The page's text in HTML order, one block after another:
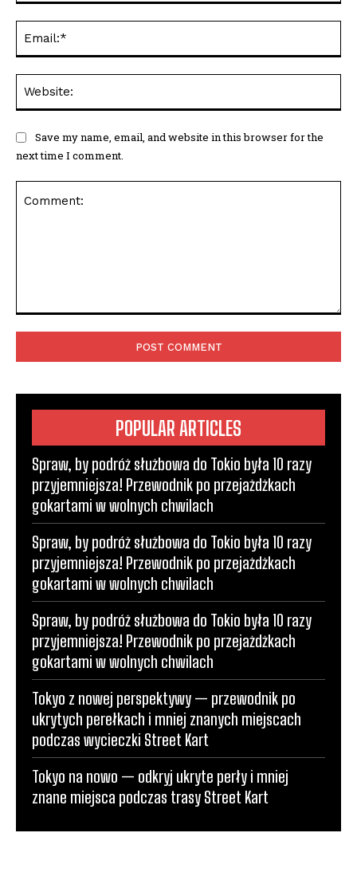
Save my name, email, and website in this browser for the
next time I comment.
POPULAR ARTICLES
Spraw, by podróż służbowa do Tokio była 10 razy
przyjemniejsza! Przewodnik po przejażdżkach
gokartami w wolnych chwilach
Spraw, by podróż służbowa do Tokio była 10 razy
przyjemniejsza! Przewodnik po przejażdżkach
gokartami w wolnych chwilach
Spraw, by podróż służbowa do Tokio była 10 razy
przyjemniejsza! Przewodnik po przejażdżkach
gokartami w wolnych chwilach
Tokyo z nowej perspektywy — przewodnik po
ukrytych perełkach i mniej znanych miejscach
podczas wycieczki Street Kart
Tokyo na nowo — odkryj ukryte perły i mniej
znane miejsca podczas trasy Street Kart